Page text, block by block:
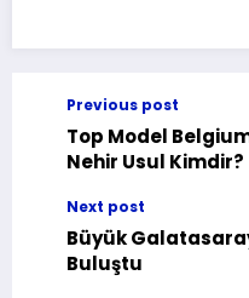
Previous post
Top Model
Nehir Usul Kimdir?
Next post
Büyük
Buluştu